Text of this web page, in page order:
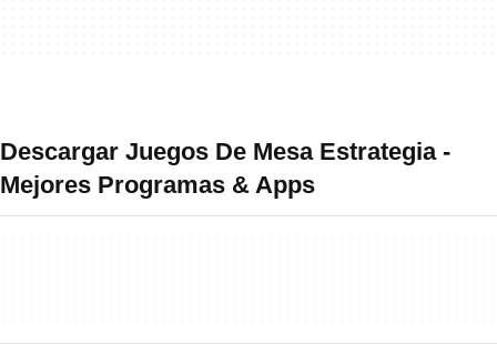
Descargar Juegos De Mesa Estrategia -
Mejores Programas & Apps